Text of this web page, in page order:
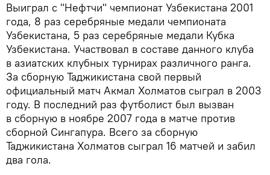
Выиграл с "Нефтчи" чемпионат Узбекистана 2001
года, 8 раз серебряные медали чемпионата
Узбекистана, 5 раз серебряные медали Кубка
Узбекистана. Участвовал в составе данного клуба
в азиатских клубных турнирах различного ранга.
За сборную Таджикистана свой первый
официальный матч Акмал Холматов сыграл в 2003
году. В последний раз футболист был вызван
в сборную в ноябре 2007 года в матче против
сборной Сингапура. Всего за сборную
Таджикистана Холматов сыграл 16 матчей и забил
два гола.